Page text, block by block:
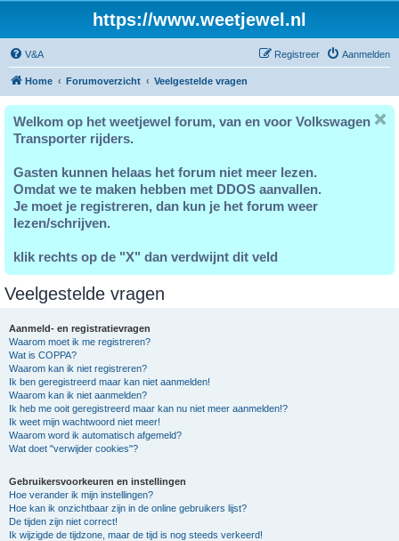
https://www.weetjewel.nl
V&A Aanmelden
Registreer
Home Forumoverzicht Veelgestelde vragen
Welkom op het weetjewel forum, van en voor Volkswagen
Transporter rijders.
Gasten kunnen helaas het forum niet meer lezen.
Omdat we te maken hebben met DDOS aanvallen.
Je moet je registreren, dan kun je het forum weer
lezen/schrijven.
klik rechts op de "X" dan verdwijnt dit veld
Veelgestelde vragen
Aanmeld- en registratievragen
Waarom moet ik me registreren?
Wat is COPPA?
Waarom kan ik niet registreren?
Ik ben geregistreerd maar kan niet aanmelden!
Waarom kan ik niet aanmelden?
Ik heb me ooit geregistreerd maar kan nu niet meer aanmelden!?
Ik weet mijn wachtwoord niet meer!
Waarom word ik automatisch afgemeld?
Wat doet "verwijder cookies"?
Gebruikersvoorkeuren en instellingen
Hoe verander ik mijn instellingen?
Hoe kan ik onzichtbaar zijn in de online gebruikers lijst?
De tijden zijn niet correct!
Ik wijzigde de tijdzone, maar de tijd is nog steeds verkeerd!